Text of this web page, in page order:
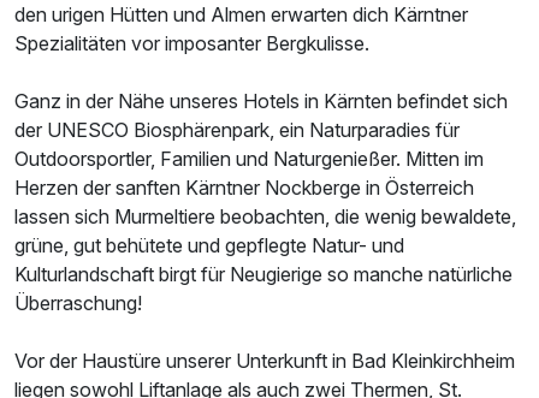
Ausstattung
Für 8 Tage p.P. ab348,00 €
den urigen Hütten und Almen erwarten dich Kärntner
Spezialitäten vor imposanter Bergkulisse.
Ganz in der Nähe unseres Hotels in Kärnten befindet sich
der UNESCO Biosphärenpark, ein Naturparadies für
Outdoorsportler, Familien und Naturgenießer. Mitten im
Herzen der sanften Kärntner Nockberge in Österreich
lassen sich Murmeltiere beobachten, die wenig bewaldete,
grüne, gut behütete und gepflegte Natur- und
Kulturlandschaft birgt für Neugierige so manche natürliche
Überraschung!
Vor der Haustüre unserer Unterkunft in Bad Kleinkirchheim
liegen sowohl Liftanlage als auch zwei Thermen, St.